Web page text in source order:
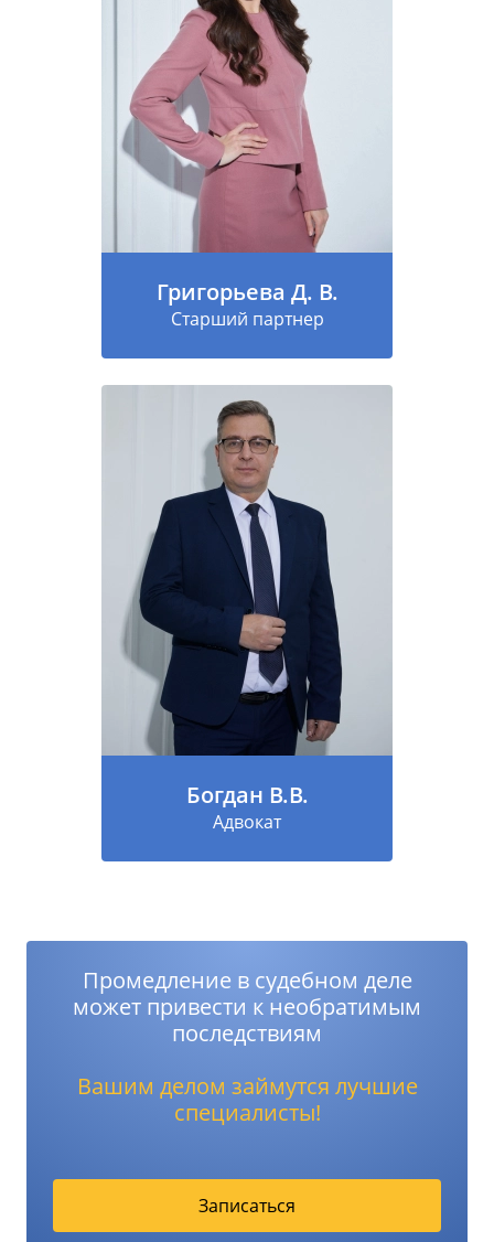
Григорьева Д. В.
Старший партнер
Богдан В.В.
Адвокат
Промедление в судебном деле
может привести к необратимым
последствиям
Вашим делом займутся лучшие
специалисты!
Записаться